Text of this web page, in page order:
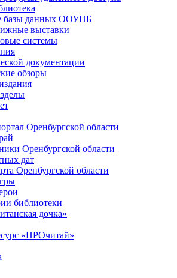
базы данных ООУНБ
выставки
системы
документации
обзоры
Оренбургской области
Оренбургской области
дат
Оренбургской области
библиотеки
дочка»
«ПРОчитай»